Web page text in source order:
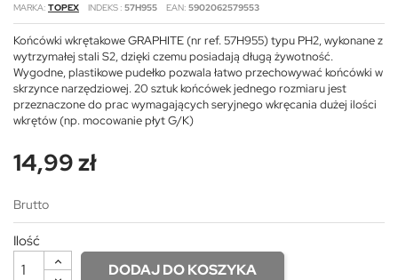
MARKA TOPEX INDEKS 57H955 EAN 5902062579553
Końcówki wkrętakowe GRAPHITE (nr ref. 57H955) typu PH2, wykonane z
wytrzymałej stali S2, dzięki czemu posiadają długą żywotność.
Wygodne, plastikowe pudełko pozwala łatwo przechowywać końcówki w
skrzynce narzędziowej. 20 sztuk końcówek jednego rozmiaru jest
przeznaczone do prac wymagających seryjnego wkręcania dużej ilości
wkrętów (np. mocowanie płyt G/K)
14,99 zł
Brutto
Ilość
DODAJ DO KOSZYKA